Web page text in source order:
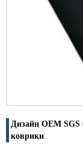
Дизайн OEM
коврики